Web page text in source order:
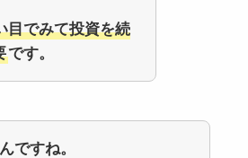
目でみて投資を続
です。
ですね。